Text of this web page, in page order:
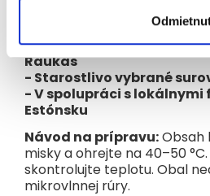
– deťom skvele chutí!
- Vyvinuté poprednou
Raukas
- Starostlivo vybrané
- V spolupráci s
Estónsku
Návod na prípravu:Obsah
misky a ohrejte na 40–50
skontrolujte teplotu. Obal
mikrovlnnej rúry.